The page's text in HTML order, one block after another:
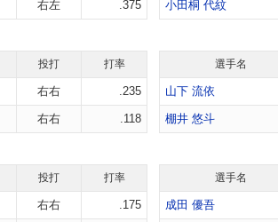
右左 .375 小田桐 代紋
投打 打率
右右 .235
右右 .118
選手名
山下 流依
棚井 悠斗
投打 打率
右右 .175
選手名
成田 優吾